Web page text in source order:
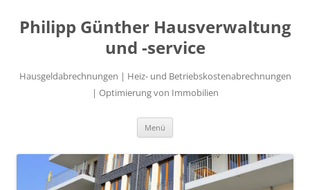
Philipp Günther Hausverwaltung
und -service
Hausgeldabrechnungen | Heiz- und Betriebskostenabrechnungen
| Optimierung von Immobilien
Menü